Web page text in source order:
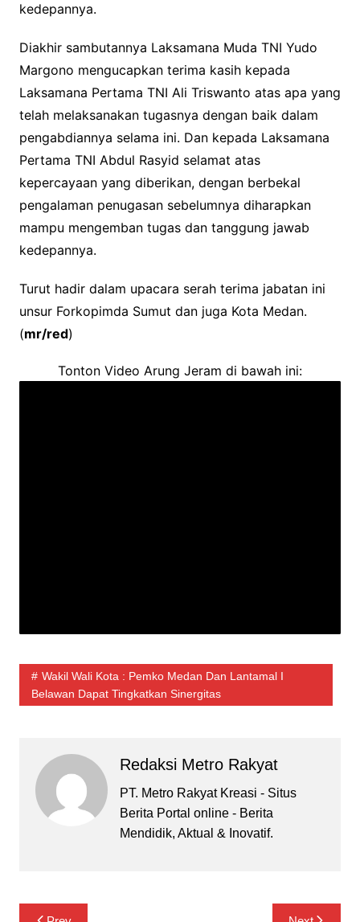
kedepannya.
Diakhir sambutannya Laksamana Muda TNI Yudo
Margono mengucapkan terima kasih kepada
Laksamana Pertama TNI Ali Triswanto atas apa yang
telah melaksanakan tugasnya dengan baik dalam
pengabdiannya selama ini. Dan kepada Laksamana
Pertama TNI Abdul Rasyid selamat atas
kepercayaan yang diberikan, dengan berbekal
pengalaman penugasan sebelumnya diharapkan
mampu mengemban tugas dan tanggung jawab
kedepannya.
Turut hadir dalam upacara serah terima jabatan ini
unsur Forkopimda Sumut dan juga Kota Medan.
(mr/red)
Tonton Video Arung Jeram di bawah ini:
Wakil Wali Kota : Pemko Medan Dan Lantamal I
Belawan Dapat Tingkatkan Sinergitas
Redaksi Metro Rakyat
PT. Metro Rakyat Kreasi - Situs
Berita Portal online - Berita
Mendidik, Aktual & Inovatif.
Navigasi